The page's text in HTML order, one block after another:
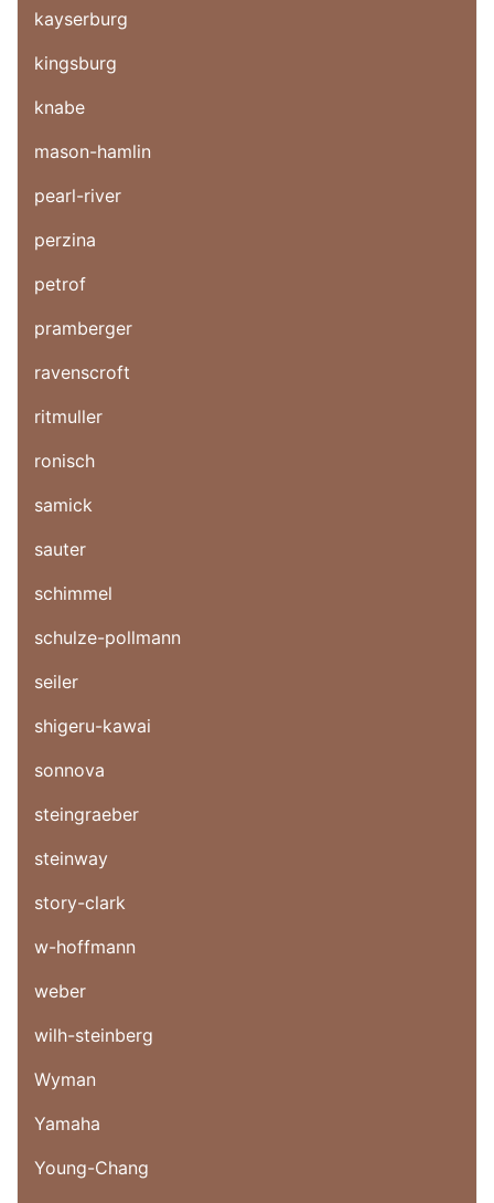
kayserburg
kingsburg
knabe
mason-hamlin
pearl-river
perzina
petrof
pramberger
ravenscroft
ritmuller
ronisch
samick
sauter
schimmel
schulze-pollmann
seiler
shigeru-kawai
sonnova
steingraeber
steinway
story-clark
w-hoffmann
weber
wilh-steinberg
Wyman
Yamaha
Young-Chang